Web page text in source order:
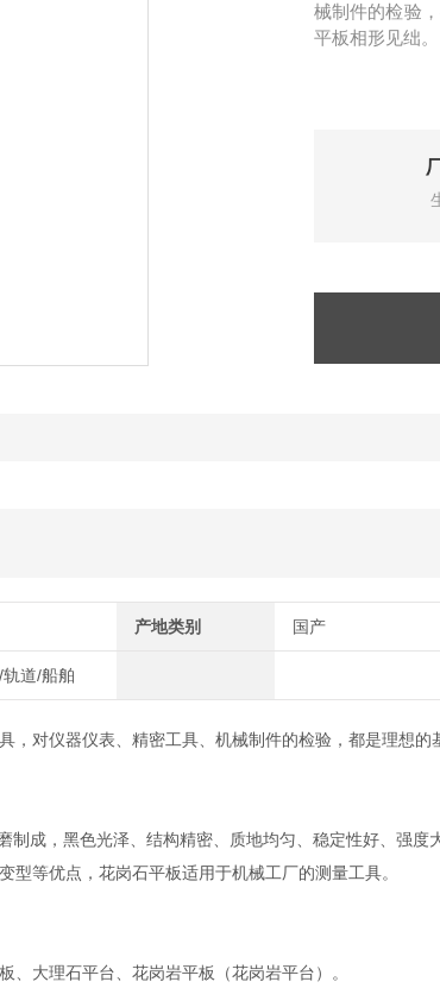
械制件的检验
平板相形见绌。
产地类别 国产
道/船舶
，对仪器仪表、精密工具、机械制件的检验，都是理想
制成，黑色光泽、结构精密、质地均匀、稳定性好、强度
等优点，花岗石平板适用于机械工厂的测量工具。
大理石平台、花岗岩平板（花岗岩平台）。